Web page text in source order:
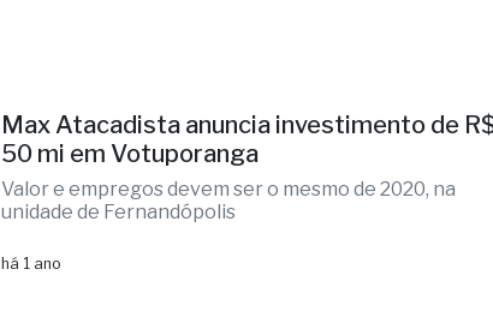
Max Atacadista anuncia investimento de
50 mi em Votuporanga
Valor e empregos devem ser o mesmo de 2020, na
unidade de Fernandópolis
há 1 ano